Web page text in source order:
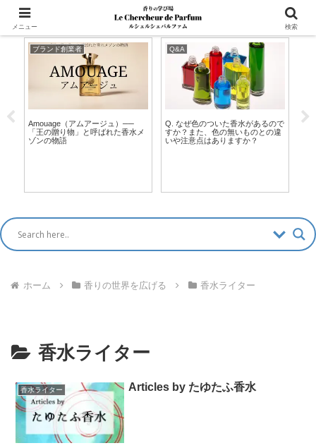
マッチングアプリ風「香水診断」新登場！ >>
ブランド創業者
Amouage（アムアージュ）──
「王の贈り物」と呼ばれた香水メ
ゾンの物語
Q&A
Q. なぜ色のついた香水があるので
すか？また、色の無いものとの違
いや注意点はありますか？
香
ホーム 香りの世界を広げる 香水ライター
香水ライター
香水ライター Articles by たゆたふ香水
メニュー 検索